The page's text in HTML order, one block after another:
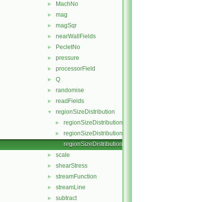
► MachNo
► mag
► magSqr
► nearWallFields
► PecletNo
► pressure
► processorField
► Q
► randomise
► readFields
▼ regionSizeDistribution
► regionSizeDistribution.C
►
regionSizeDistribution.H
regionSizeDistributionTemplates.C
► scale
► shearStress
► streamFunction
► streamLine
► subtract